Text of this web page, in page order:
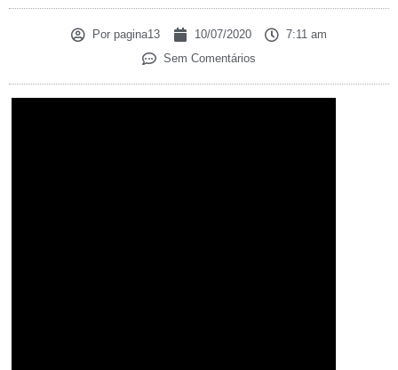
Por pagina13 10/07/2020
7:11 am
Sem Comentários